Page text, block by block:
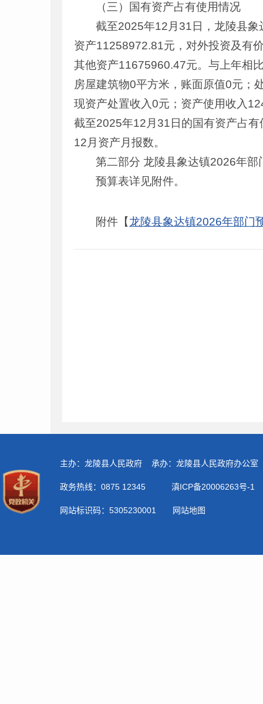
（三）国有资产占有使用情况
截至2025年12月31日，龙陵县
资产11258972.81元，对外投资及有
其他资产11675960.47元。与上年相
房屋建筑物0平方米，账面原值0元；
现资产处置收入0元；资产使用收入
截至2025年12月31日的国有资产占
12月资产月报数。
第二部分 龙陵县象达镇2026年部
预算表详见附件。
附件【龙陵县象达镇2026年部门